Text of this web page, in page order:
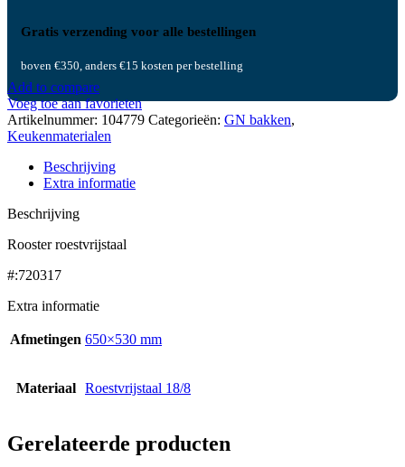
Gratis verzending voor alle bestellingen
boven €350, anders €15 kosten per bestelling
Add to compare
Voeg toe aan favorieten
Artikelnummer: 104779 Categorieën: GN bakken,
Keukenmaterialen
Beschrijving
Extra informatie
Beschrijving
Rooster roestvrijstaal
#:720317
Extra informatie
Afmetingen 650×530 mm
Materiaal Roestvrijstaal 18/8
Gerelateerde producten